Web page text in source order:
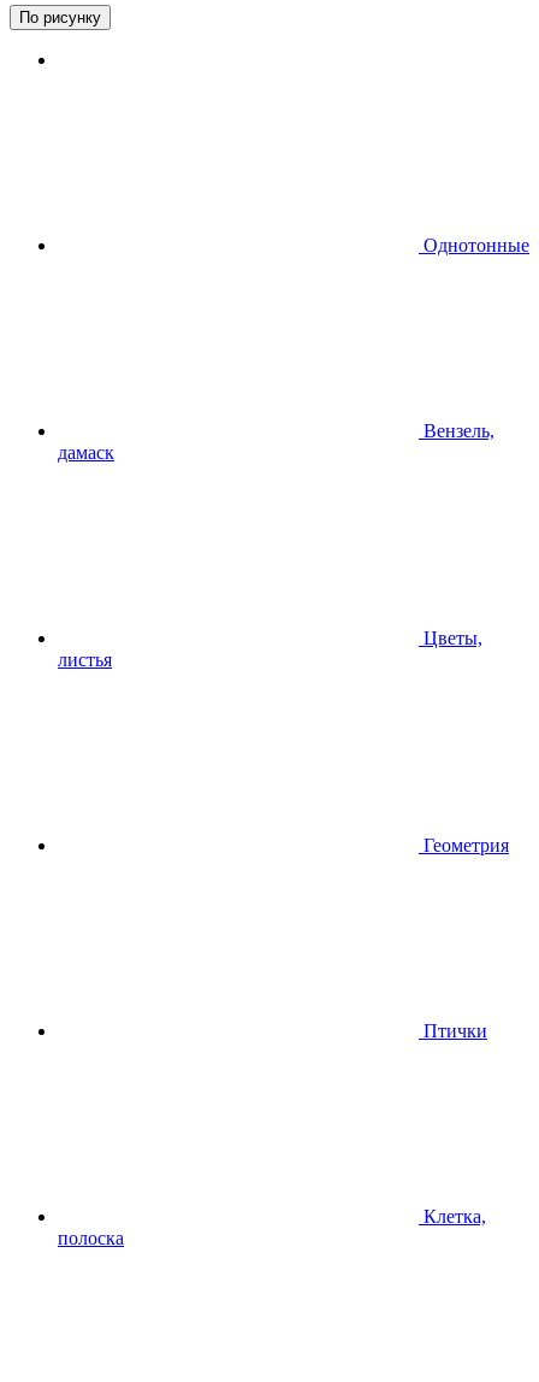
По рисунку
Однотонные
Вензель,
дамаск
Цветы,
листья
Геометрия
Птички
Клетка,
полоска